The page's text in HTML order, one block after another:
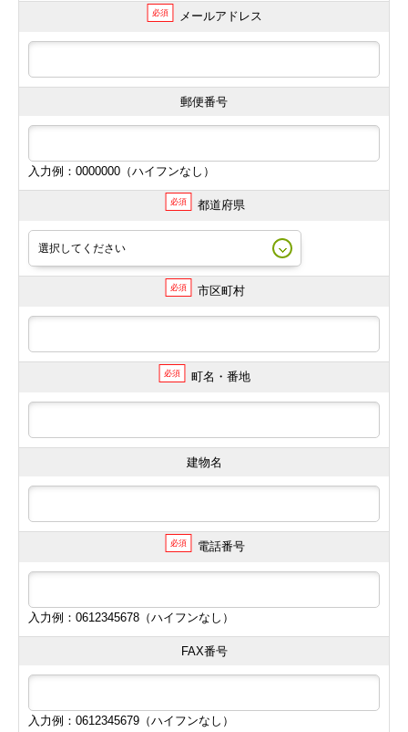
必須 メールアドレス
郵便番号
入力例：0000000（ハイフンなし）
必須 都道府県
必須 市区町村
必須 町名・番地
建物名
必須 電話番号
入力例：0612345678（ハイフンなし）
FAX番号
入力例：0612345679（ハイフンなし）